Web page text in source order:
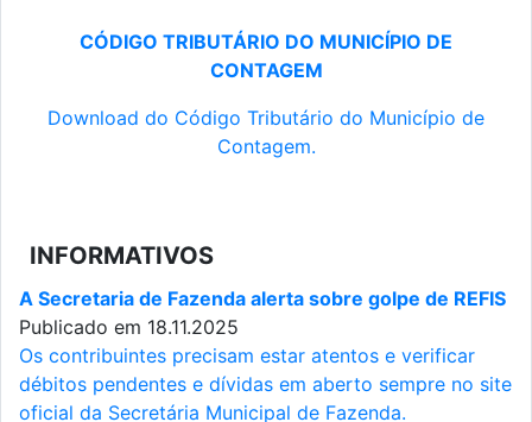
CÓDIGO TRIBUTÁRIO DO MUNICÍPIO DE
CONTAGEM
Download do Código Tributário do Município de
Contagem.
INFORMATIVOS
A Secretaria de Fazenda alerta sobre golpe de REFIS
Publicado em 18.11.2025
Os contribuintes precisam estar atentos e verificar
débitos pendentes e dívidas em aberto sempre no site
oficial da Secretária Municipal de Fazenda.